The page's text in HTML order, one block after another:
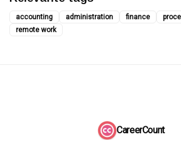
accounting administration finance
remote work
CareerCount